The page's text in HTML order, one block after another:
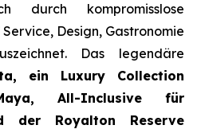
durch kompromisslose
Design, Gastronomie
Das legendäre
ein Luxury Collection
All-Inclusive für
der Royalton Reserve